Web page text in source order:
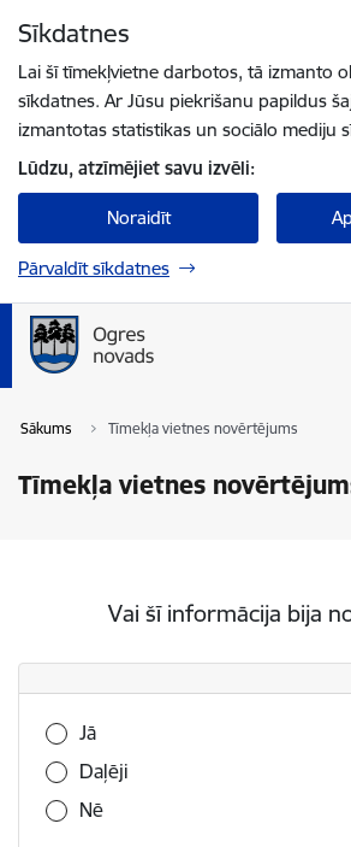
Sīkdatnes
Lai šī tīmekļvietne darbotos, tā izmanto
sīkdatnes. Ar Jūsu piekrišanu papildus
izmantotas statistikas un sociālo mediju
Lūdzu, atzīmējiet savu izvēli:
Noraidīt
Pārvaldīt sīkdatnes
Sākums Tīmekļa vietnes novērtējums
Tīmekļa vietnes
Vai šī informācija bija
Vai šī informācija bija noderīga?
Jā
Daļēji
Nē